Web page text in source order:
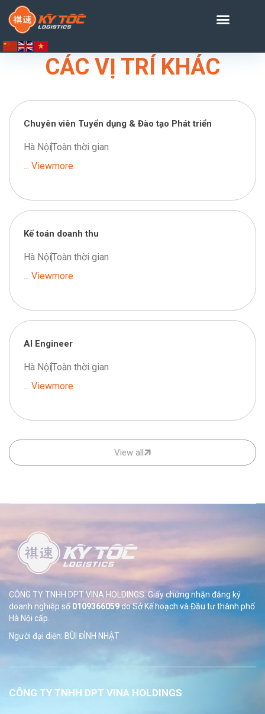
CÁC VỊ TRÍ KHÁC
Chuyên viên Tuyển dụng & Đào tạo Phát triển
Hà NộiToàn thời gian
... Viewmore
Kế toán doanh thu
Hà NộiToàn thời gian
... Viewmore
AI Engineer
Hà NộiToàn thời gian
... Viewmore
View all
CÔNG TY TNHH DPT VINA HOLDINGS. Giấy chứng nhận đăng ký
doanh nghiệp số 0109366059do SởKế hoạch và Đầu tư thành phố
Hà Nội cấp.
Người đại diện: BÙI ĐÌNH NHẬT
CÔNG TY TNHH DPT VINA HOLDINGS